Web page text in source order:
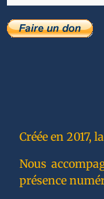
Créée en 2017,
Nous
présence